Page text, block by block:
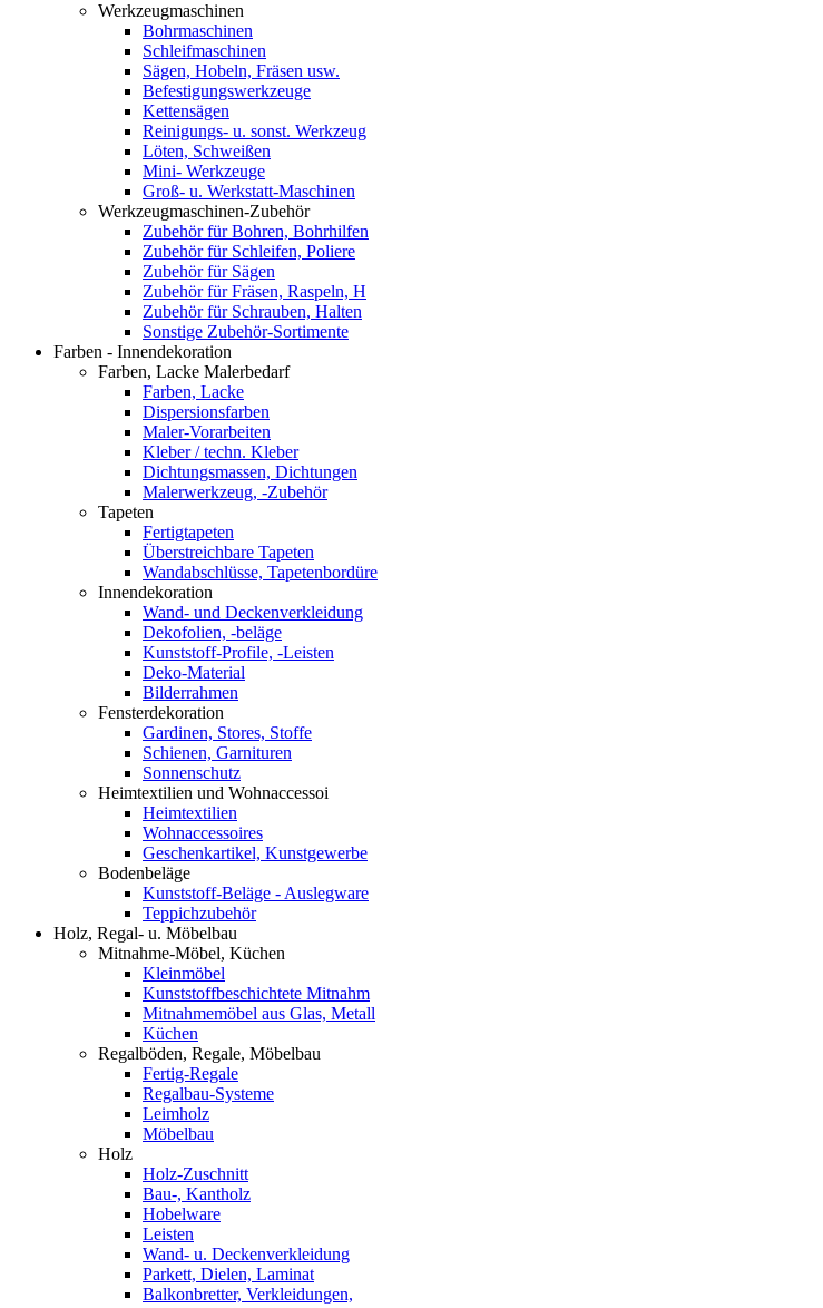
Werkzeugmaschinen
Bohrmaschinen
Schleifmaschinen
Sägen, Hobeln, Fräsen usw.
Befestigungswerkzeuge
Kettensägen
Reinigungs- u. sonst. Werkzeug
Löten, Schweißen
Mini- Werkzeuge
Groß- u. Werkstatt-Maschinen
Werkzeugmaschinen-Zubehör
Zubehör für Bohren, Bohrhilfen
Zubehör für Schleifen, Poliere
Zubehör für Sägen
Zubehör für Fräsen, Raspeln, H
Zubehör für Schrauben, Halten
Sonstige Zubehör-Sortimente
Farben - Innendekoration
Farben, Lacke Malerbedarf
Farben, Lacke
Dispersionsfarben
Maler-Vorarbeiten
Kleber / techn. Kleber
Dichtungsmassen, Dichtungen
Malerwerkzeug, -Zubehör
Tapeten
Fertigtapeten
Überstreichbare Tapeten
Wandabschlüsse, Tapetenbordüre
Innendekoration
Wand- und Deckenverkleidung
Dekofolien, -beläge
Kunststoff-Profile, -Leisten
Deko-Material
Bilderrahmen
Fensterdekoration
Gardinen, Stores, Stoffe
Schienen, Garnituren
Sonnenschutz
Heimtextilien und Wohnaccessoi
Heimtextilien
Wohnaccessoires
Geschenkartikel, Kunstgewerbe
Bodenbeläge
Kunststoff-Beläge - Auslegware
Teppichzubehör
Holz, Regal- u. Möbelbau
Mitnahme-Möbel, Küchen
Kleinmöbel
Kunststoffbeschichtete Mitnahm
Mitnahmemöbel aus Glas, Metall
Küchen
Regalböden, Regale, Möbelbau
Fertig-Regale
Regalbau-Systeme
Leimholz
Möbelbau
Holz
Holz-Zuschnitt
Bau-, Kantholz
Hobelware
Leisten
Wand- u. Deckenverkleidung
Parkett, Dielen, Laminat
Balkonbretter, Verkleidungen,